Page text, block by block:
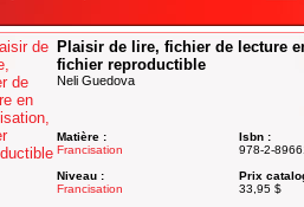
Plaisir de lire, fichier de lecture
fichier reproductible
Neli Guedova
Matière :
Francisation
Niveau :
Francisation
Isbn :
978-2-
Prix
33,95 $